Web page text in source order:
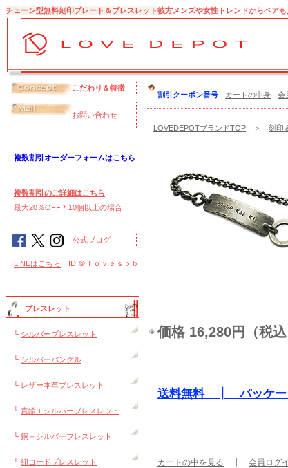
チェーン型無料刻印プレート＆ブレスレット彼方 メンズや女性トレンドからペア
こだわり＆特徴
お問い合わせ
複数割引オーダーフォームはこちら
複数割引のご詳細はこちら
最大20％OFF＊10個以上の場合
公式ブログ
LINEはこちら ID ＠ｌｏｖｅｓｂｂ
ブレスレット
└ シルバーブレスレット
└ シルバーバングル
└ レザー本革ブレスレット
└ 真鍮＋シルバーブレスレット
└ 銅＋シルバーブレスレット
└ 紐コードブレスレット
割引クーポン番号 カートの中身 会
LOVEDEPOTブランドTOP ＞ 刻印
価格 16,280円（税込
送料無料 ┃ パッケー
カートの中を見る 会員ログ